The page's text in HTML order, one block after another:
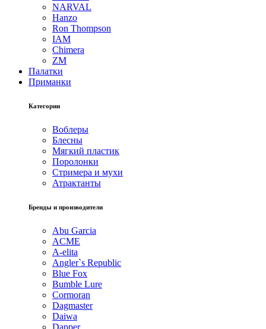
NARVAL
Hanzo
Ron Thompson
IAM
Chimera
ZM
Палатки
Приманки
Категории
Воблеры
Блесны
Мягкий пластик
Поролонки
Стримера и мухи
Атрактанты
Бренды и производители
Abu Garcia
ACME
A-elita
Angler`s Republic
Blue Fox
Bumble Lure
Cormoran
Dagmaster
Daiwa